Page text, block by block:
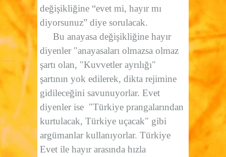
değişikliğine “evet mi, hayır mı
diyorsunuz” diye sorulacak.
Bu anayasa değişikliğine hayır
diyenler "anayasaları olmazsa olmaz
şartı olan, "Kuvvetler ayrılığı"
şartının yok edilerek, dikta rejimine
gidileceğini savunuyorlar. Evet
diyenler ise "Türkiye prangalarından
kurtulacak, Türkiye uçacak" gibi
argümanlar kullanıyorlar. Türkiye
Evet ile hayır arasında hızla